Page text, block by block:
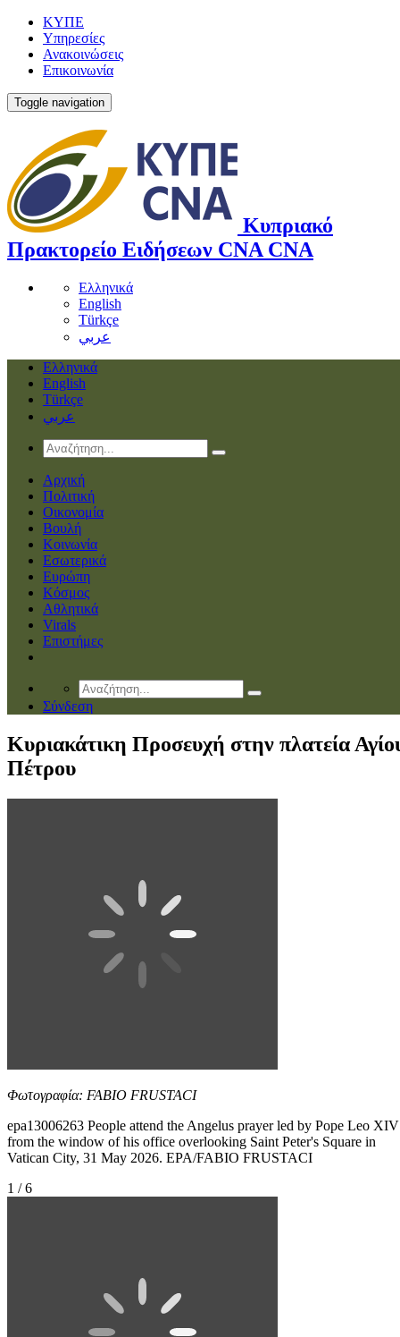
ΚΥΠΕ
Υπηρεσίες
Ανακοινώσεις
Επικοινωνία
Toggle navigation
Κυπριακό
Πρακτορείο Ειδήσεων CNA CNA
Ελληνικά
English
Türkçe
عربي
Ελληνικά
English
Türkçe
عربي
Αρχική
Πολιτική
Οικονομία
Βουλή
Κοινωνία
Εσωτερικά
Ευρώπη
Κόσμος
Αθλητικά
Virals
Επιστήμες
Σύνδεση
Κυριακάτικη Προσευχή στην πλατεία
Πέτρου
Φωτογραφία: FABIO FRUSTACI
epa13006263 People attend the Angelus prayer led by Pope Leo XIV
from the window of his office overlooking Saint Peter's Square in
Vatican City, 31 May 2026. EPA/FABIO FRUSTACI
1 / 6